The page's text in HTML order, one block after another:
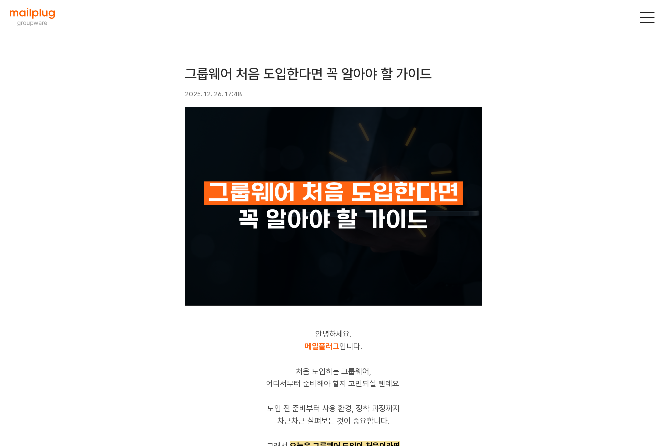
그룹웨어 처음 도입한다면 꼭 알아야 할 가이드
2025. 12. 26. 17:48
안녕하세요.
메일플러그입니다.
처음 도입하는 그룹웨어,
어디서부터 준비해야 할지 고민되실 텐데요.
도입 전 준비부터 사용 환경, 정착 과정까지
차근차근 살펴보는 것이 중요합니다.